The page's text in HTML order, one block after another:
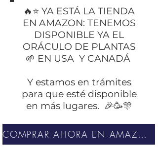
🔥⭐️ YA ESTÁ LA TIENDA
EN AMAZON: TENEMOS
DISPONIBLE YA EL
ORÁCULO DE PLANTAS
🌱 EN USA Y CANADÁ
Y estamos en trámites
para que esté disponible
en más lugares. 🎉🥳🎊
COMPRAR AHORA EN AMAZON